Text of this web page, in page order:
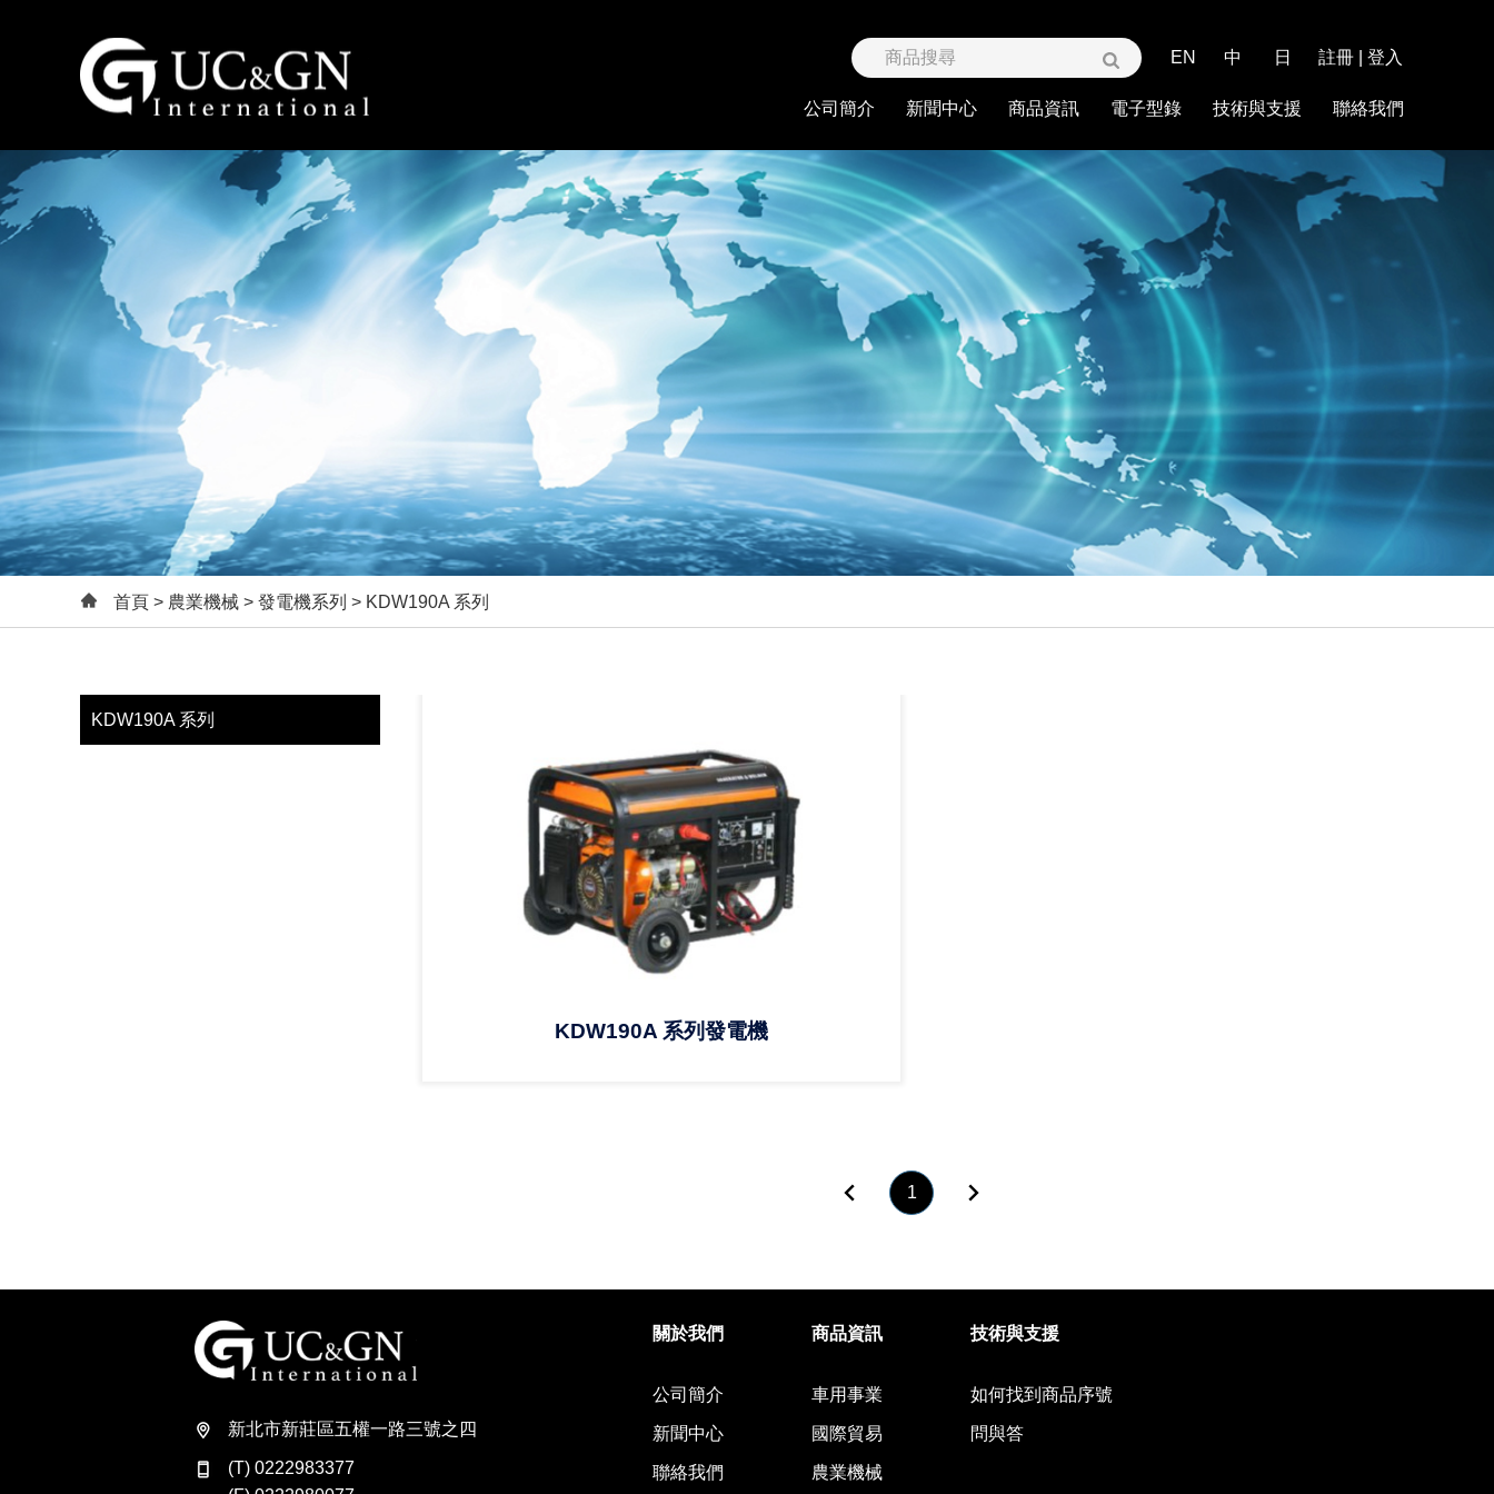
EN 中 日 註冊 登入
公司簡介 新聞中心 商品資訊 電子型錄 技術與支援 聯絡我們
首頁 > 農業機械 > 發電機系列 > KDW190A 系列
KDW190A 系列
KDW190A 系列發電機
回上頁
1
新北市新莊區五權一路三號之四
(T) 0222983377
關於我們
公司簡介
新聞中心
聯絡我們
商品資訊
車用事業
國際貿易
農業機械
技術與支援
如何找到商品序號
問與答